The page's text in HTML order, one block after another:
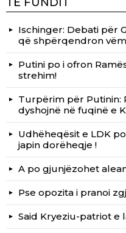
Ischinger: Debati për
që shpërqendron
Putini po i ofron
strehim!
Turpërim për Putinin:
dyshojnë në fuqinë e
Udhëheqësit e LDK
japin dorëheqje !
A po gjunjëzohet
Pse opozita i pranoi
Said Kryeziu-patriot e